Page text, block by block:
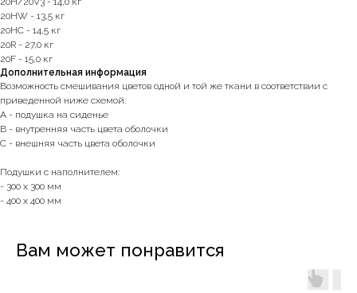
20HW - 13,5 кг
20HC - 14,5 кг
20R - 27,0 кг
20F - 15,0 кг
Дополнительная информация
Возможность смешивания цветов одной и той же ткани в соответствии с
приведенной ниже схемой:
A - подушка на сиденье
B - внутренняя часть цвета оболочки
C - внешняя часть цвета оболочки
Подушки с наполнителем:
- 300 x 300 мм
- 400 x 400 мм
Вам может понравится